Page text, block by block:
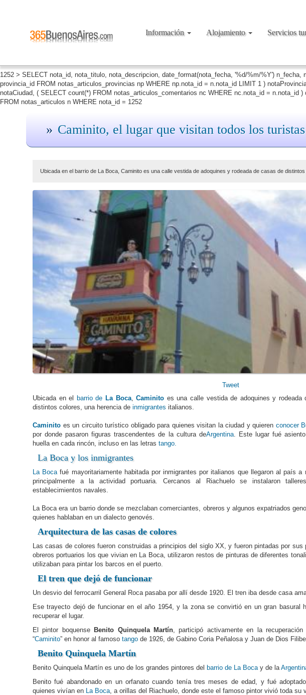
1252 > SELECT nota_id, nota_titulo, nota_descripcion, date_format(nota_fecha, '%d/%m/%Y')
provincia_id FROM notas_articulos_provincias np WHERE np.nota_id = n.nota_id LIMIT 1 )
notaCiudad, ( SELECT count(*) FROM notas_articulos_comentarios nc WHERE nc.nota_id =
FROM notas_articulos n WHERE nota_id = 1252
Información Alojamiento Servicios
Caminito, el lugar que visitan todos los turistas
Ubicada en el barrio de La Boca, Caminito es una calle vestida de adoquines y rodeada de casas de
Tweet
Ubicada en el barrio de La Boca,Caminito es una calle vestida de adoquines y rodeada
distintos colores, una herencia de inmigrantes italianos.
Caminito es un circuito turístico obligado para quienes visitan la ciudad y quieren conocer
por donde pasaron figuras trascendentes de la cultura deArgentina. Este lugar fué
huella en cada rincón, incluso en las letras tango.
La Bocay los inmigrantes
La Boca fué mayoritariamente habitada por inmigrantes por italianos que llegaron al país
principalmente a la actividad portuaria. Cercanos al Riachuelo se instalaron
establecimientos navales.
La Boca era un barrio donde se mezclaban comerciantes, obreros y algunos expatriados
quienes hablaban en un dialecto genovés.
Arquitectura de las casas de colores
Las casas de colores fueron construidas a principios del siglo XX, y fueron pintadas por
obreros portuarios los que vivian en La Boca, utilizaron restos de pinturas de diferentes
utilizaban para pintar los barcos en el puerto.
El tren que dejó de funcionar
Un desvio del ferrocarril General Roca pasaba por allí desde 1920. El tren iba desde casa
Ese trayecto dejó de funcionar en el año 1954, y la zona se convirtió en un gran basural
recuperar el lugar.
El pintor boquenseBenito Quinquela Martín, participó activamente en la
“Caminito” en honor al famoso tango de 1926, de Gabino Coria Peñalosa y Juan de Dios
Benito Quinquela Martín
Benito Quinquela Martín es uno de los grandes pintores del barrio de La Boca y de la
Benito fué abandonado en un orfanato cuando tenía tres meses de edad, y fué
quienes vivían en La Boca , a orillas del Riachuelo, donde este el famoso pintor vivió toda